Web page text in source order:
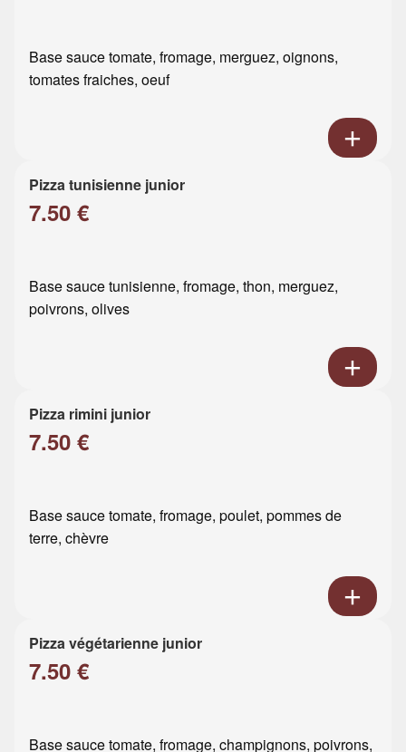
Base sauce tomate, fromage, merguez, oignons,
tomates fraiches, oeuf
Pizza tunisienne junior
7.50 €
Base sauce tunisienne, fromage, thon, merguez,
poivrons, olives
Pizza rimini junior
7.50 €
Base sauce tomate, fromage, poulet, pommes de
terre, chèvre
Pizza végétarienne junior
7.50 €
Base sauce tomate, fromage, champignons, poivrons,